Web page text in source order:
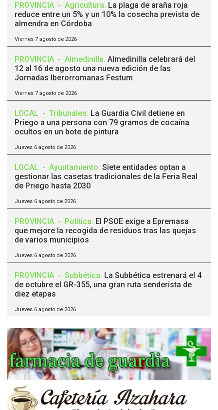
PROVINCIA - Agricultura. La plaga de araña roja
reduce entre un 5% y un 10% la cosecha prevista de
almendra en Córdoba
Viernes 7 agosto de 2026
PROVINCIA - Almedinilla. Almedinilla celebrará del
12 al 16 de agosto una nueva edición de las
Jornadas Iberorromanas Festum
Viernes 7 agosto de 2026
LOCAL - Tribunales. La Guardia Civil detiene en
Priego a una persona con 79 gramos de cocaína
ocultos en un bote de pintura
Jueves 6 agosto de 2026
LOCAL - Ayuntamiento. Siete entidades optan a
gestionar las casetas tradicionales de la Feria Real
de Priego hasta 2030
Jueves 6 agosto de 2026
PROVINCIA - Política. El PSOE exige a Epremasa
que mejore la recogida de residuos tras las quejas
de varios municipios
Jueves 6 agosto de 2026
PROVINCIA - Subbética. La Subbética estrenará el 4
de octubre el GR-355, una gran ruta senderista de
diez etapas
Jueves 6 agosto de 2026